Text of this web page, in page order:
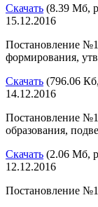
Скачать (8.39 Мб,
15.12.2016
Постановление
формирования,
Скачать (796.06
14.12.2016
Постановление
образования,
Скачать (2.06 Мб,
12.12.2016
Постановление